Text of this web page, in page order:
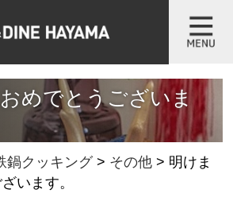
めでとうございま
鍋クッキング> その他 > 明けま
います。